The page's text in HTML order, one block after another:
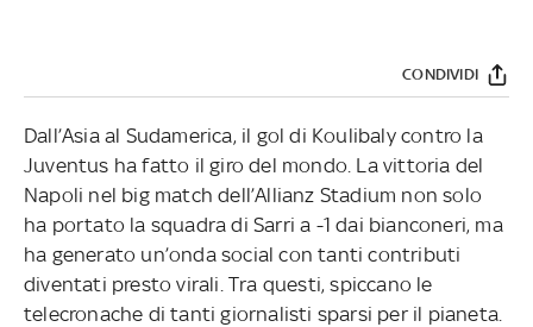
CONDIVIDI
Dall’Asia al Sudamerica, il gol di Koulibaly contro la
Juventus ha fatto il giro del mondo. La vittoria del
Napoli nel big match dell’Allianz Stadium non solo
ha portato la squadra di Sarri a -1 dai bianconeri, ma
ha generato un’onda social con tanti contributi
diventati presto virali. Tra questi, spiccano le
telecronache di tanti giornalisti sparsi per il pianeta.